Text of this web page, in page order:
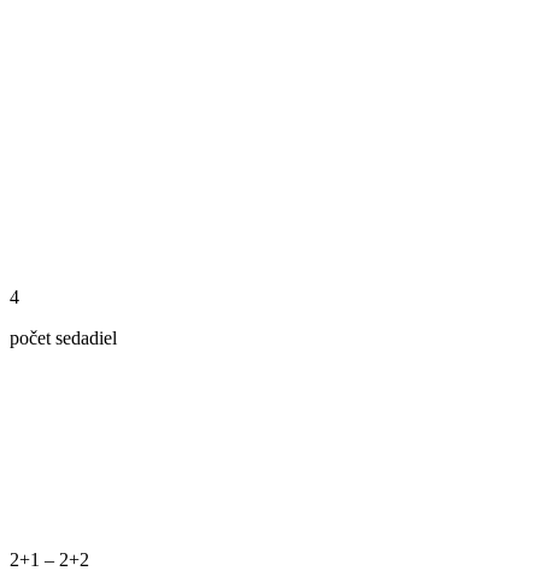
4
počet sedadiel
2+1 – 2+2